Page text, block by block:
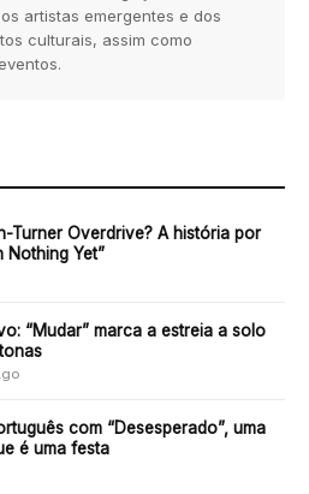
artistas emergentes e dos
culturais, assim como
Turner Overdrive? A história por
Nothing Yet”
“Mudar” marca a estreia a solo
com “Desesperado”, uma
é uma festa